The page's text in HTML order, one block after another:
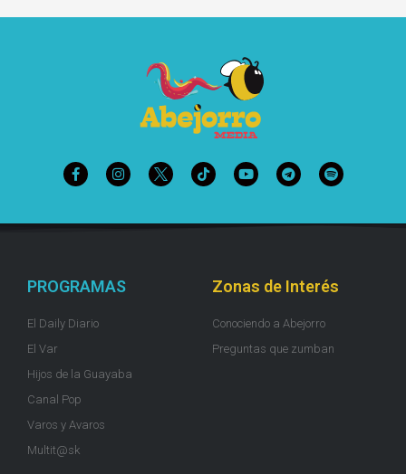
PROGRAMAS
El Daily Diario
El Var
Hijos de la Guayaba
Canal Pop
Varos y Avaros
Multit@sk
Zonas de Interés
Conociendo a Abejorro
Preguntas que zumban